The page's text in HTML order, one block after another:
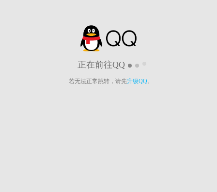
正在前往QQ
若无法正常跳转，请先升级QQ。